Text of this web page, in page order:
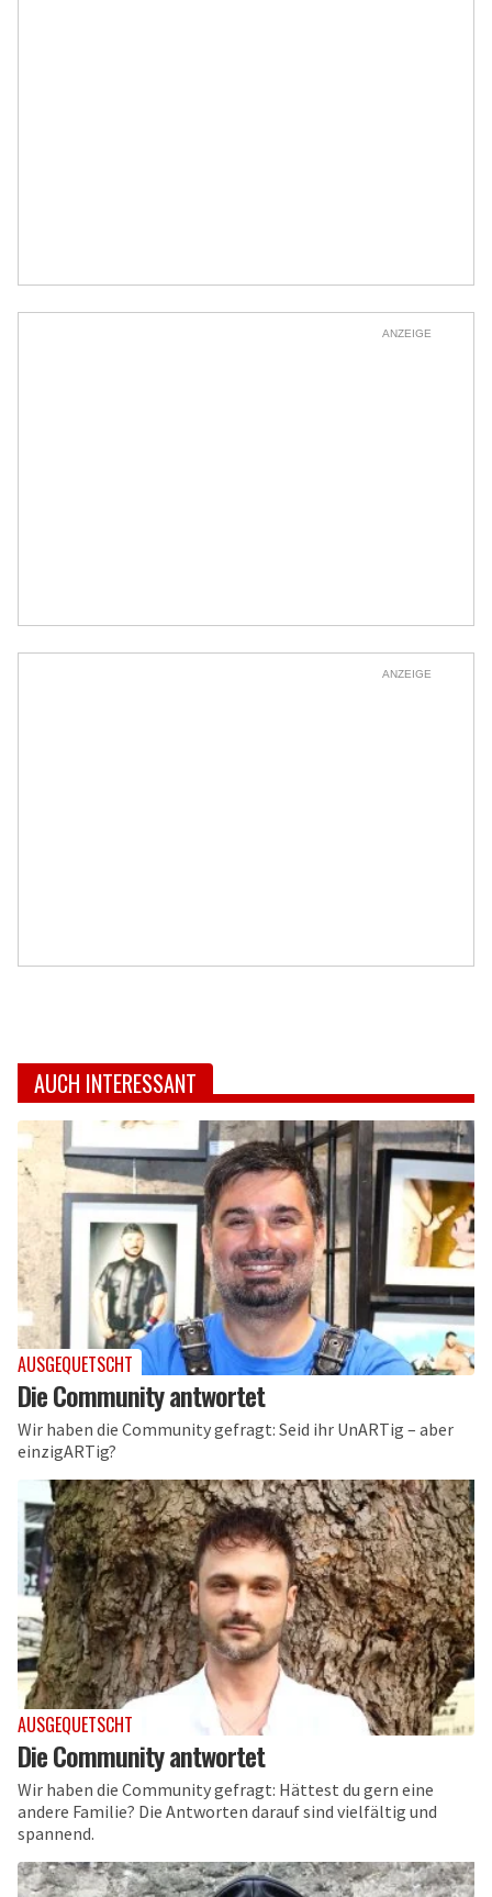
ANZEIGE
ANZEIGE
AUCH INTERESSANT
AUSGEQUETSCHT
Die Community antwortet
Wir haben die Community gefragt: Seid ihr UnARTig – aber
einzigARTig?
AUSGEQUETSCHT
Die Community antwortet
Wir haben die Community gefragt: Hättest du gern eine
andere Familie? Die Antworten darauf sind vielfältig und
spannend.